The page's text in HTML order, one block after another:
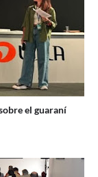
el guaraní